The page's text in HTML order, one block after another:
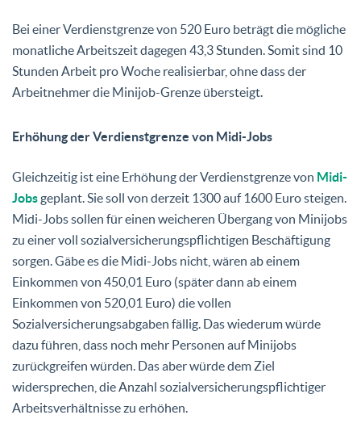
Bei einer Verdienstgrenze von 520 Euro beträgt die mögliche
monatliche Arbeitszeit dagegen 43,3 Stunden. Somit sind 10
Stunden Arbeit pro Woche realisierbar, ohne dass der
Arbeitnehmer die Minijob-Grenze übersteigt.
Erhöhung der Verdienstgrenze von Midi-Jobs
Gleichzeitig ist eine Erhöhung der Verdienstgrenze von Midi-
Jobsgeplant. Sie soll von derzeit 1300 auf 1600 Euro steigen.
Midi-Jobs sollen für einen weicheren Übergang von Minijobs
zu einer voll sozialversicherungspflichtigen Beschäftigung
sorgen. Gäbe es die Midi-Jobs nicht, wären ab einem
Einkommen von 450,01 Euro (später dann ab einem
Einkommen von 520,01 Euro) die vollen
Sozialversicherungsabgaben fällig. Das wiederum würde
dazu führen, dass noch mehr Personen auf Minijobs
zurückgreifen würden. Das aber würde dem Ziel
widersprechen, die Anzahl sozialversicherungspflichtiger
Arbeitsverhältnisse zu erhöhen.